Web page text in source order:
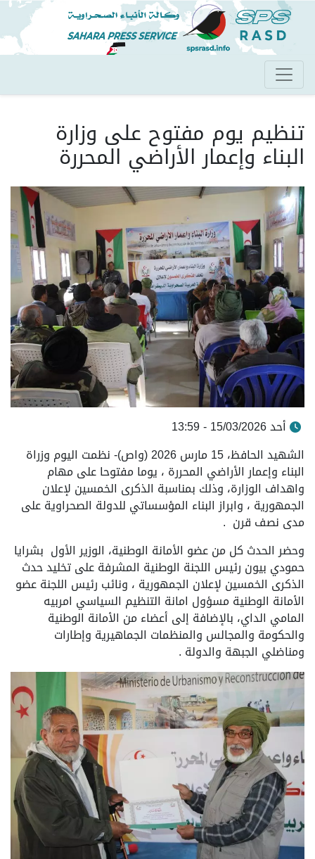
تجاوز
إلى
المحتوى
الرئيسي
تنظيم يوم مفتوح على وزارة
البناء وإعمار الأراضي المحررة
أحد 15/03/2026 - 13:59
الشهيد الحافظ، 15 مارس 2026 (واص)- نظمت اليوم وزراة
البناء وإعمار الأراضي المحررة ، يوما مفتوحا على مهام
واهداف الوزارة، وذلك بمناسبة الذكرى الخمسين لإعلان
الجمهورية ، وابراز البناء المؤسساتي للدولة الصحراوية على
مدى نصف قرن .
وحضر الحدث كل من عضو الأمانة الوطنية، الوزير الأول بشرايا
حمودي بيون رئيس اللجنة الوطنية المشرفة على تخليد حدث
الذكرى الخمسين لإعلان الجمهورية ، ونائب رئيس اللجنة عضو
الأمانة الوطنية مسؤول امانة التنظيم السياسي امربيه
المامي الداي، بالإضافة إلى أعضاء من الأمانة الوطنية
والحكومة والمجالس والمنظمات الجماهيرية وإطارات
ومناضلي الجبهة والدولة .